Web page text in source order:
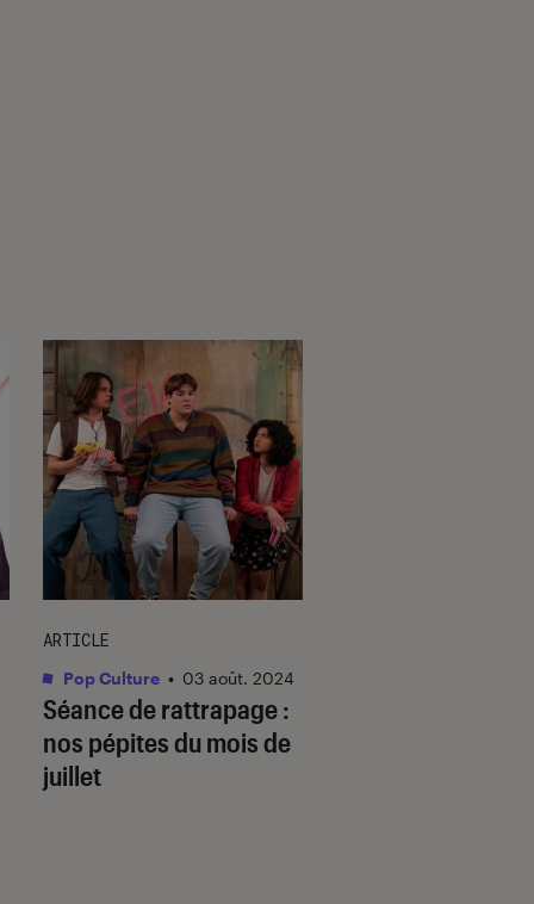
Séance de rattrapage :
nos pépites du mois de
juillet
ARTICLE
Pop Culture • 03 août. 2024